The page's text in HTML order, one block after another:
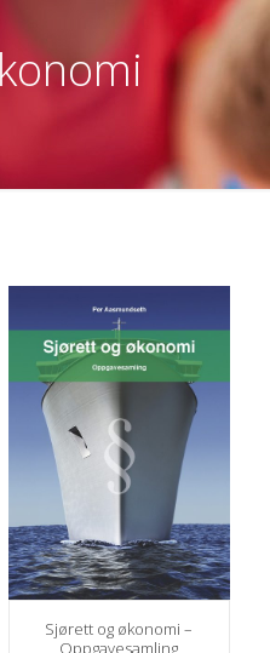
Sjørett og økonomi –
Oppgavesamling